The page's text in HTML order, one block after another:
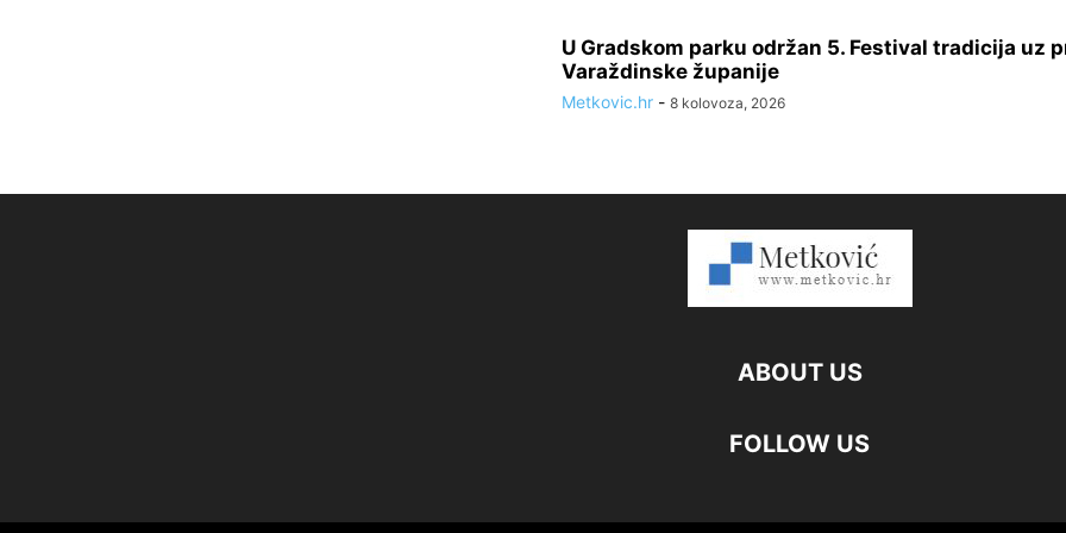
U Gradskom parku održan 5. Festival tradicija uz
Varaždinske županije
Metkovic.hr - 8 kolovoza, 2026
ABOUT US
FOLLOW US